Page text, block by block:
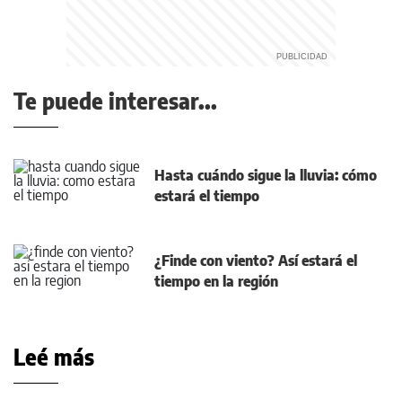
Te puede interesar...
Hasta cuándo sigue la lluvia: cómo
estará el tiempo
¿Finde con viento? Así estará el
tiempo en la región
Leé más